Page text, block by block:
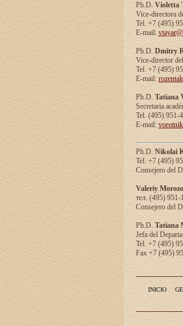
Ph.D. Violetta
Vice-directora
Tel. +7 (495)
E-mail:
Ph.D. Dmitry
Vice-director
Tel. +7 (495)
E-mail:
Ph.D. Tatiana
Secretaria
Tel. (495) 951-
E-mail:
Ph.D. Nikolai
Tel. +7 (495)
Consejero del
Valeriy
тел. (495) 951-
Consejero del
Ph.D. Tatiana
Jefa del
Tel. +7 (495)
Fax +7 (495)
INICIO